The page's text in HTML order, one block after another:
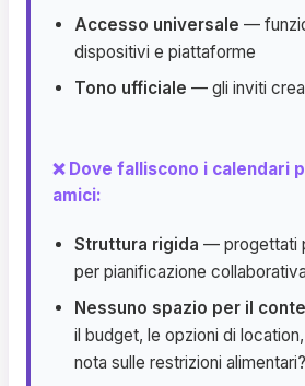
Accesso universale —
dispositivi e piattaforme
Tono ufficiale — gli inviti
❌ Dove falliscono i calendari
amici:
Struttura rigida — progettati
per pianificazione
Nessuno spazio per il
il budget, le opzioni di
nota sulle restrizioni alimentari?